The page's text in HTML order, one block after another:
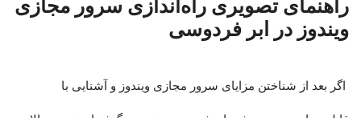
راهنمای تصویری راه‌اندازی سرور مجازی
ویندوز در ابر فردوسی
اگر بعد از شناختن مزایای سرور مجازی ویندوز و آشنایی با